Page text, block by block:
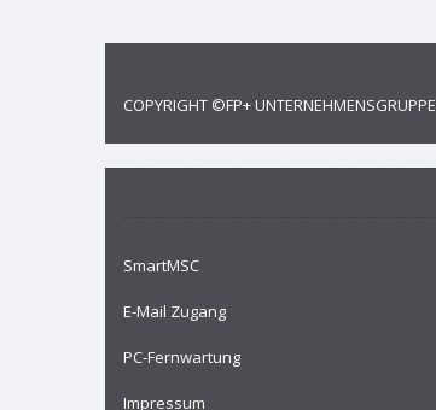
COPYRIGHT ©FP+ UNTERNEHMENSGRUPPE
SmartMSC
E-Mail Zugang
PC-Fernwartung
Impressum